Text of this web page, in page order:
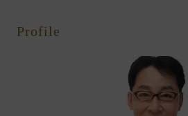
Profile